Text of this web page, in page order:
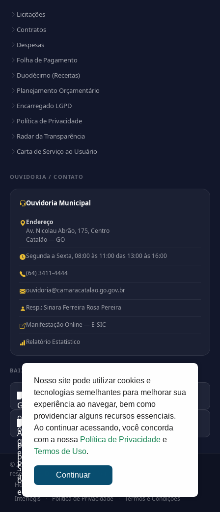
Licitações
Contratos
Despesas
Folha de Pagamento
Duodécimo (Receitas)
Planejamento Orçamentário
Encarregado LGPD
Política de Privacidade
Radar da Transparência
Carta de Serviço ao Usuário
OUVIDORIA / CONTATO
Ouvidoria Municipal
Endereço
Av. Nicolau Abrão, 175, Centro
Catalão — GO
Segunda a Sexta, 08:00 às 11:00 das 13:00 às 16:00
(64) 3411-4444
ouvidoria@camaracatalao.go.gov.br
Resp.: Sinara Ferreira Rosa Pereira
Manifestação Online — E-SIC
Relatório Estatístico
BAIXE NOSSO APP
Disponível no
Google Play
Disponível na
Apple Store
© 2026 Camara Municipal de Catalão
reservados. Desenvolvido por
Home
· Perguntas e Respostas ·
Interlegis · Política de Privacidade · Termos e Condições
Nosso site pode utilizar cookies e
tecnologias semelhantes para melhorar sua
experiência ao navegar, bem como
providenciar alguns recursos essenciais.
Ao continuar acessando, você concorda
com a nossa Política de Privacidadee
Termos de Uso.
Continuar